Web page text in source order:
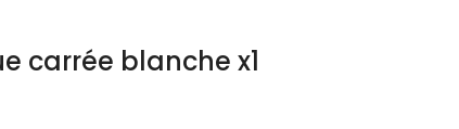
carrée blanche x1